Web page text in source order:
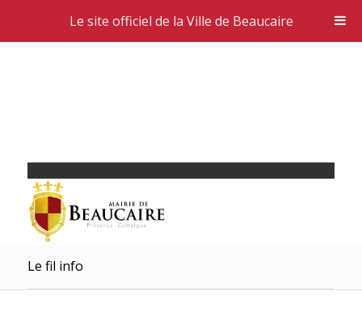
Le fil info
Le site officiel de la Ville de Beaucaire